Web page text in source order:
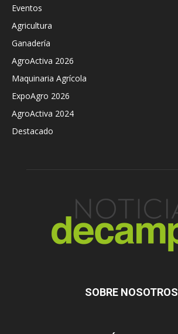
Eventos
Agricultura
Ganadería
AgroActiva 2026
Maquinaria Agrícola
ExpoAgro 2026
AgroActiva 2024
Destacado
SOBRE NOSOTROS